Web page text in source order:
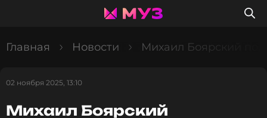
Главная Новости Михаил Боярский
02 ноября 2025, 13:10
Михаил Боярский